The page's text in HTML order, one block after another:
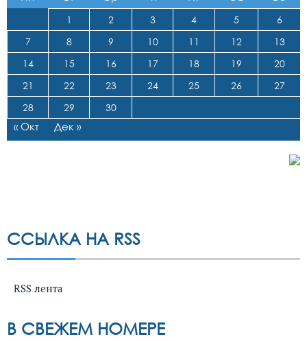
1 2 3 4 5
6
7
8 9 10 11 12
13
14
15 16 17 18 19
20
21
22 23 24 25 26
27
28
29 30
« Окт Дек »
ССЫЛКА НА RSS
RSS лента
В СВЕЖЕМ НОМЕРЕ